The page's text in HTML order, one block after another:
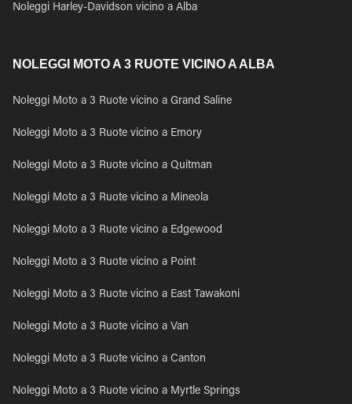
Noleggi Harley-Davidson vicino a Alba
NOLEGGI MOTO A 3 RUOTE VICINO A ALBA
Noleggi Moto a 3 Ruote vicino a Grand Saline
Noleggi Moto a 3 Ruote vicino a Emory
Noleggi Moto a 3 Ruote vicino a Quitman
Noleggi Moto a 3 Ruote vicino a Mineola
Noleggi Moto a 3 Ruote vicino a Edgewood
Noleggi Moto a 3 Ruote vicino a Point
Noleggi Moto a 3 Ruote vicino a East Tawakoni
Noleggi Moto a 3 Ruote vicino a Van
Noleggi Moto a 3 Ruote vicino a Canton
Noleggi Moto a 3 Ruote vicino a Myrtle Springs